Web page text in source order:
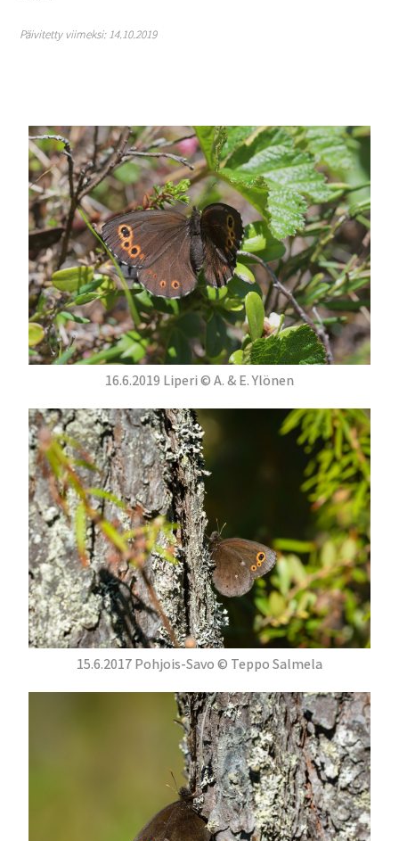
Päivitetty viimeksi: 14.10.2019
16.6.2019 Liperi © A. & E. Ylönen
15.6.2017 Pohjois-Savo © Teppo Salmela